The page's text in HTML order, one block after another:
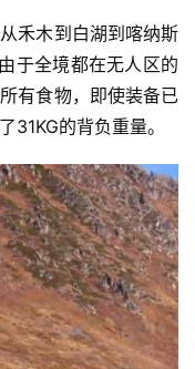
禾木到白湖到喀纳斯
于全境都在无人区的
有食物，即使装备已
31KG的背负重量。